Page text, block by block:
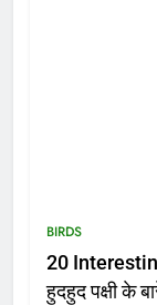
BIRDS
20
हुदहुद पक्षी के